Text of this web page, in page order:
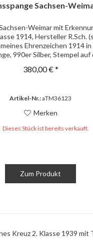
Sachsen-
Weimar mit
1914, Hersteller R.Sch.
Ehrenzeichen 1914 in
990er Silber, Stempel auf
380,00 € *
Artikel-Nr.:aTM36123
Merken
Dieses Stück ist bereits verkauft.
Zum Produkt